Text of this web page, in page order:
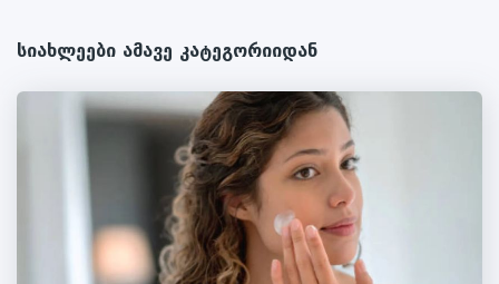
სიახლეები ამავე კატეგორიიდან